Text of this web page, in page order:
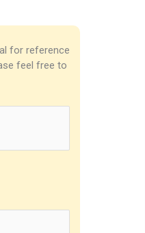
for reference
feel free to